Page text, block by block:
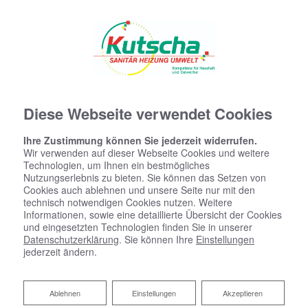
Zentrale Wohnraumlüftung
Diese Webseite verwendet Cookies
Ihre Zustimmung können Sie jederzeit widerrufen.
Wir verwenden auf dieser Webseite Cookies und weitere
Technologien, um Ihnen ein bestmögliches
Nutzungserlebnis zu bieten. Sie können das Setzen von
Cookies auch ablehnen und unsere Seite nur mit den
technisch notwendigen Cookies nutzen. Weitere
Informationen, sowie eine detaillierte Übersicht der Cookies
und eingesetzten Technologien finden Sie in unserer
Datenschutzerklärung. Sie können Ihre Einstellungen
jederzeit ändern.
Akzeptieren
Einstellungen
Ablehnen
Ablehnen